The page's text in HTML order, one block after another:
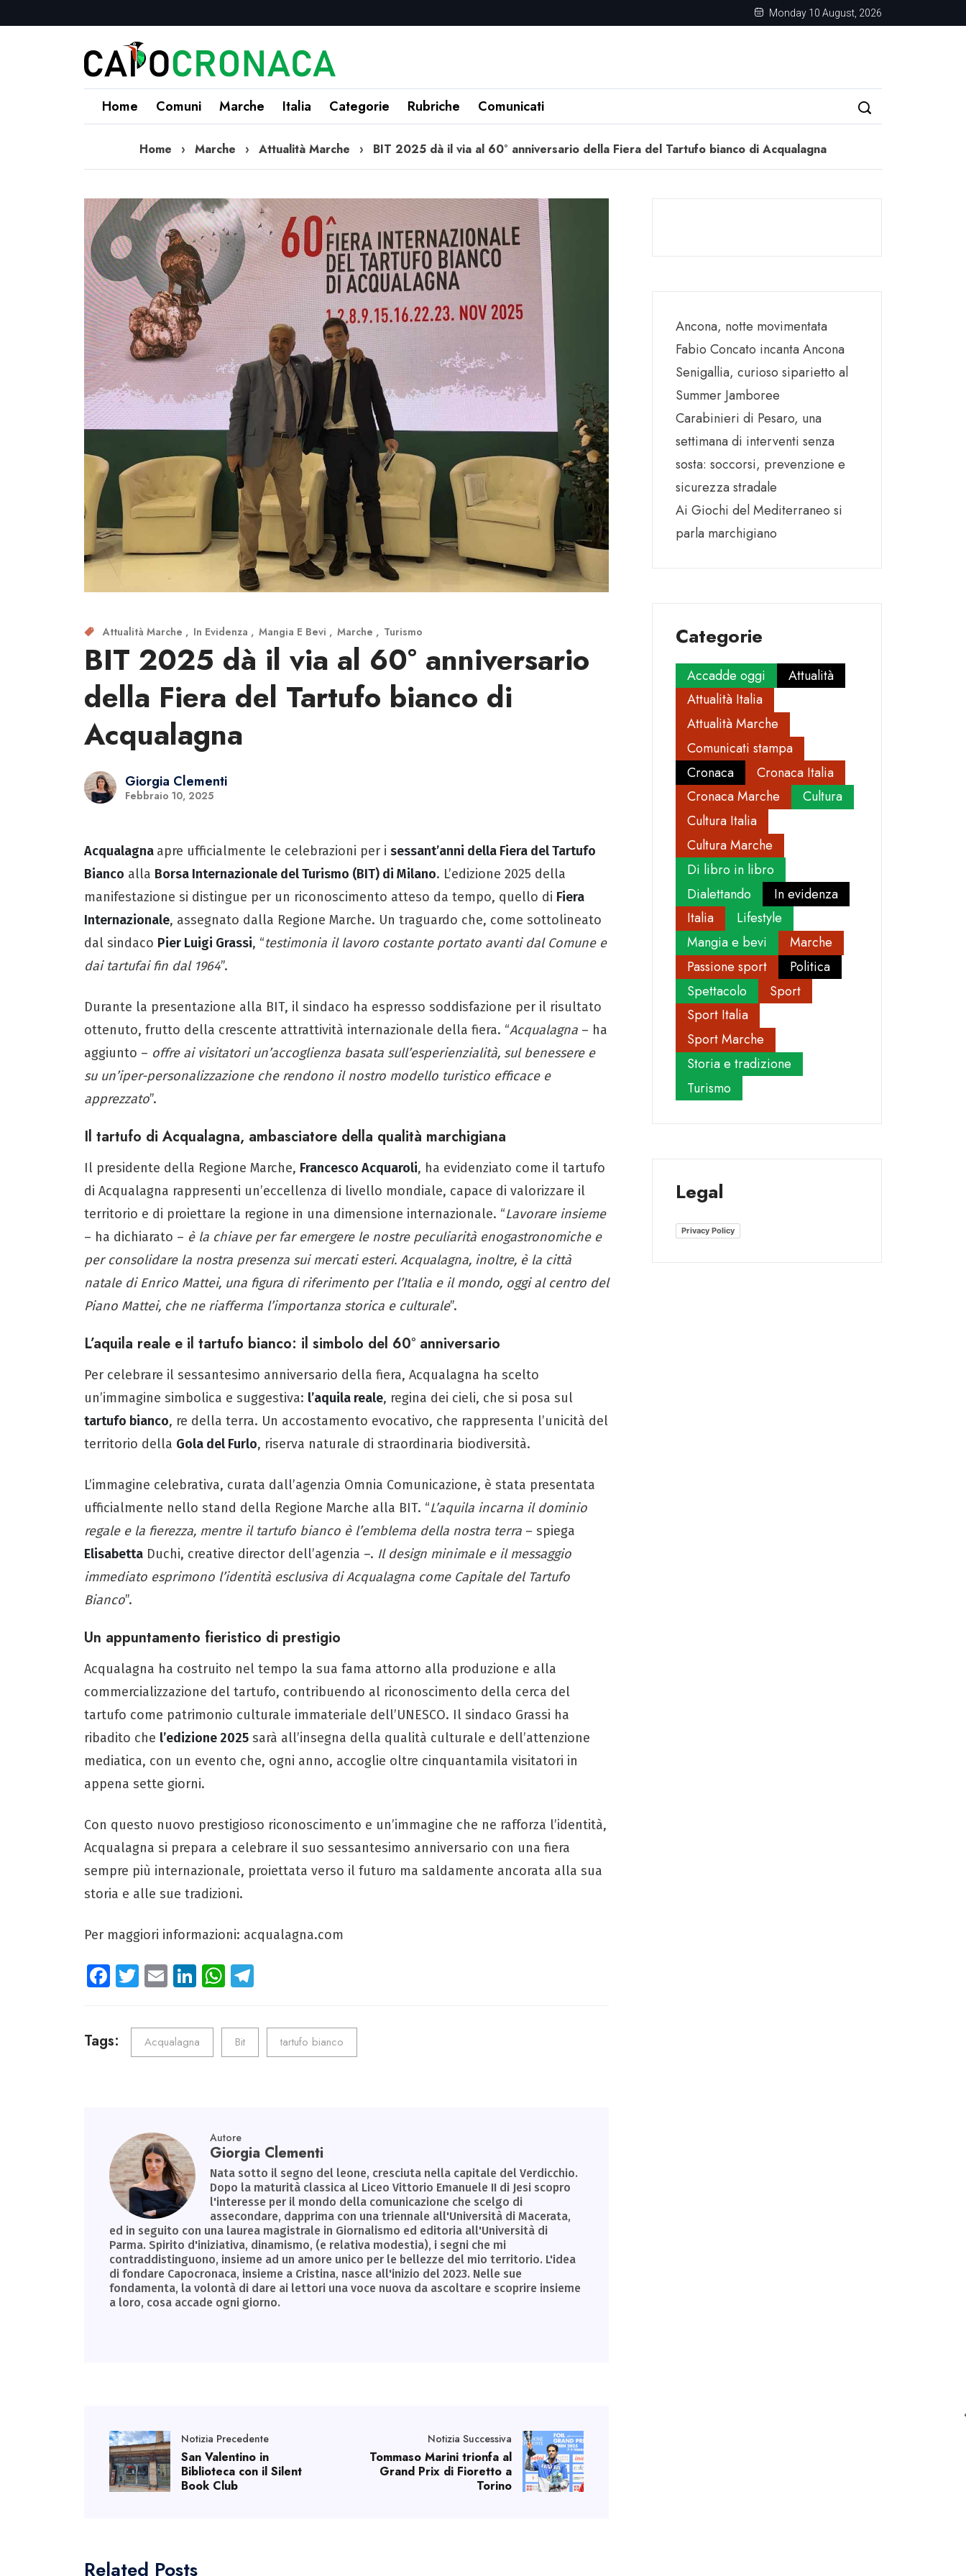
Monday 10 August, 2026
Home Comuni Marche Italia Categorie Rubriche Comunicati
Home › Marche › Attualità Marche › BIT 2025 dà il via al 60° anniversario della Fiera del Tartufo bianco di Acqualagna
Attualità Marche In Evidenza Mangia E Bevi Marche Turismo
BIT 2025 dà il via al 60° anniversario
della Fiera del Tartufo bianco di
Acqualagna
Giorgia Clementi
Febbraio 10, 2025
Acqualagna apre ufficialmente le celebrazioni per i sessant’anni della Fiera del Tartufo
Bianco alla Borsa Internazionale del Turismo (BIT) di Milano. L’edizione 2025 della
manifestazione si distingue per un riconoscimento atteso da tempo, quello di Fiera
Internazionale, assegnato dalla Regione Marche. Un traguardo che, come sottolineato
dal sindaco Pier Luigi Grassi, “testimonia il lavoro costante portato avanti dal Comune e
dai tartufai fin dal 1964”.
Durante la presentazione alla BIT, il sindaco ha espresso soddisfazione per il risultato
ottenuto, frutto della crescente attrattività internazionale della fiera. “Acqualagna – ha
aggiunto – offre ai visitatori un’accoglienza basata sull’esperienzialità, sul benessere e
su un’iper-personalizzazione che rendono il nostro modello turistico efficace e
apprezzato”.
Il tartufo di Acqualagna, ambasciatore della qualità marchigiana
Il presidente della Regione Marche, Francesco Acquaroli, ha evidenziato come il tartufo
di Acqualagna rappresenti un’eccellenza di livello mondiale, capace di valorizzare il
territorio e di proiettare la regione in una dimensione internazionale. “Lavorare insieme
– ha dichiarato – è la chiave per far emergere le nostre peculiarità enogastronomiche e
per consolidare la nostra presenza sui mercati esteri. Acqualagna, inoltre, è la città
natale di Enrico Mattei, una figura di riferimento per l’Italia e il mondo, oggi al centro del
Piano Mattei, che ne riafferma l’importanza storica e culturale”.
L’aquila reale e il tartufo bianco: il simbolo del 60° anniversario
Per celebrare il sessantesimo anniversario della fiera, Acqualagna ha scelto
un’immagine simbolica e suggestiva: l’aquila reale, regina dei cieli, che si posa sul
tartufo bianco, re della terra. Un accostamento evocativo, che rappresenta l’unicità del
territorio della Gola del Furlo, riserva naturale di straordinaria biodiversità.
L’immagine celebrativa, curata dall’agenzia Omnia Comunicazione, è stata presentata
ufficialmente nello stand della Regione Marche alla BIT. “L’aquila incarna il dominio
regale e la fierezza, mentre il tartufo bianco è l’emblema della nostra terra – spiega
Elisabetta Duchi, creative director dell’agenzia –. Il design minimale e il messaggio
immediato esprimono l’identità esclusiva di Acqualagna come Capitale del Tartufo
Bianco”.
Un appuntamento fieristico di prestigio
Acqualagna ha costruito nel tempo la sua fama attorno alla produzione e alla
commercializzazione del tartufo, contribuendo al riconoscimento della cerca del
tartufo come patrimonio culturale immateriale dell’UNESCO. Il sindaco Grassi ha
ribadito che l’edizione 2025 sarà all’insegna della qualità culturale e dell’attenzione
mediatica, con un evento che, ogni anno, accoglie oltre cinquantamila visitatori in
appena sette giorni.
Con questo nuovo prestigioso riconoscimento e un’immagine che ne rafforza l’identità,
Acqualagna si prepara a celebrare il suo sessantesimo anniversario con una fiera
sempre più internazionale, proiettata verso il futuro ma saldamente ancorata alla sua
storia e alle sue tradizioni.
Per maggiori informazioni: acqualagna.com
Fa
ce
o
ok
T
wi
tt
er
E
m
ail
Li
nk
e
dI
n
W
ha
ts
A
p
gr
m
Tags: Acqualagna Bit tartufo bianco
Autore
Giorgia Clementi
Nata sotto il segno del leone, cresciuta nella capitale del Verdicchio.
Dopo la maturità classica al Liceo Vittorio Emanuele II di Jesi scopro
l'interesse per il mondo della comunicazione che scelgo di
assecondare, dapprima con una triennale all'Università di Macerata,
ed in seguito con una laurea magistrale in Giornalismo ed editoria all'Università di
Parma. Spirito d'iniziativa, dinamismo, (e relativa modestia), i segni che mi
contraddistinguono, insieme ad un amore unico per le bellezze del mio territorio. L'idea
di fondare Capocronaca, insieme a Cristina, nasce all'inizio del 2023. Nelle sue
fondamenta, la volontà di dare ai lettori una voce nuova da ascoltare e scoprire insieme
a loro, cosa accade ogni giorno.
Notizia Precedente
San Valentino in
Biblioteca con il Silent
Book Club
Notizia Successiva
Tommaso Marini trionfa al
Grand Prix di Fioretto a
Torino
Ancona, notte movimentata
Fabio Concato incanta Ancona
Senigallia, curioso siparietto al
Summer Jamboree
Carabinieri di Pesaro, una
settimana di interventi senza
sosta: soccorsi, prevenzione e
sicurezza stradale
Ai Giochi del Mediterraneo si
parla marchigiano
Categorie
Accadde oggi
Attualità
Attualità Italia
Attualità Marche
Comunicati stampa
Cronaca
Cronaca Italia
Cronaca Marche
Cultura
Cultura Italia
Cultura Marche
Di libro in libro
Dialettando
In evidenza
Italia
Lifestyle
Mangia e bevi
Marche
Passione sport
Politica
Spettacolo
Sport
Sport Italia
Sport Marche
Storia e tradizione
Turismo
Legal
Privacy Policy
Related Posts